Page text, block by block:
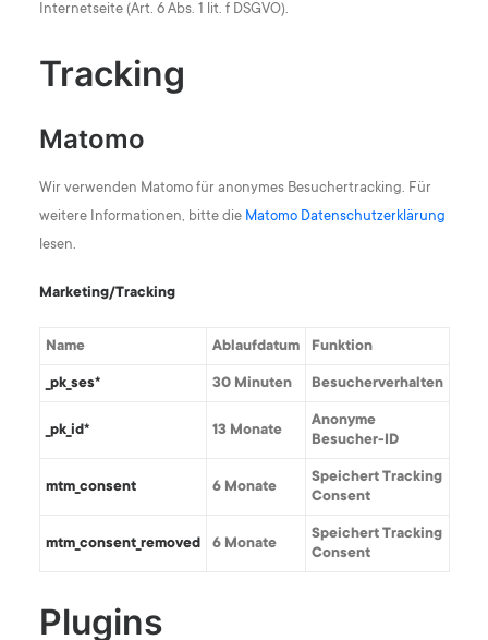
Internetseite (Art. 6 Abs. 1 lit. f DSGVO).
Tracking
Matomo
Wir verwenden Matomo für anonymes Besuchertracking. Für
weitere Informationen, bitte die Matomo Datenschutzerklärung
lesen.
Marketing/Tracking
Name Ablaufdatum Funktion
_pk_ses* 30 Minuten Besucherverhalten
_pk_id* 13 Monate
Anonyme
Besucher-ID
mtm_consent 6 Monate
Speichert Tracking
Consent
mtm_consent_removed 6 Monate
Speichert Tracking
Consent
Plugins